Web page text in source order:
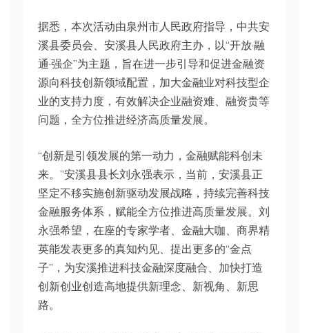
据悉，本次活动由泉州市人民政府指导，中共安
溪县委员会、安溪县人民政府主办，以“开放·融
通·强企”为主题，旨在进一步引导和促进金融资
源向科技创新领域配置，加大金融业对科技型企
业的支持力度，有效解决企业融资难、融资贵等
问题，全方位推进经济高质量发展。
“创新是引领发展的第一动力，金融赋能科创未
来。”安溪县县长刘永强表示，当前，安溪县正
坚定不移实施创新驱动发展战略，持续完善科技
金融服务体系，赋能全方位推进高质量发展。刘
永强希望，在座的专家学者、金融大咖、商界精
英能发表更多的真知灼见、提出更多的“金点
子”，为安溪推进科技金融深度融合、加快打造
创新创业创造高地提供新理念、新视角、新思
路。